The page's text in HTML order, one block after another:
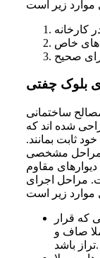
کارخانه
های خاص
صحیح
بلوک چفتی
ساختمانی
شده اند که
ثابت بمانند.
مراحل مشخصی
مقاوم
مراحل اجرای
که قرار
صاف و
تراز باشد.